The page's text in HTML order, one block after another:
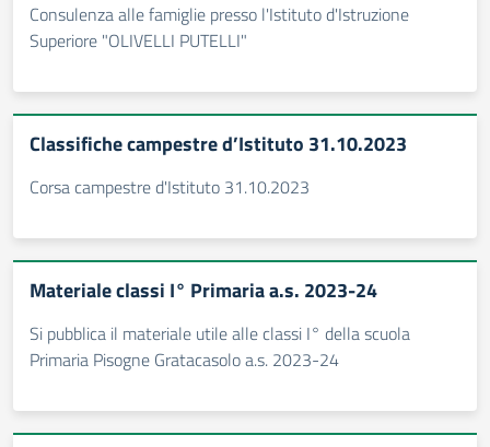
Consulenza alle famiglie presso l'Istituto d'Istruzione
Superiore "OLIVELLI PUTELLI"
Classifiche campestre d’Istituto 31.10.2023
Corsa campestre d'Istituto 31.10.2023
Materiale classi I° Primaria a.s. 2023-24
Si pubblica il materiale utile alle classi I° della scuola
Primaria Pisogne Gratacasolo a.s. 2023-24